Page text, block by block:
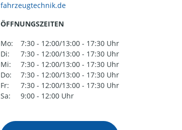
ÖFFNUNGSZEITEN
Mo:
7:30 - 12:00/13:00 - 17:30 Uhr
Di:
7:30 - 12:00/13:00 - 17:30 Uhr
Mi:
7:30 - 12:00/13:00 - 17:30 Uhr
Do:
7:30 - 12:00/13:00 - 17:30 Uhr
Fr:
7:30 - 12:00/13:00 - 17:30 Uhr
Sa:
9:00 - 12:00 Uhr